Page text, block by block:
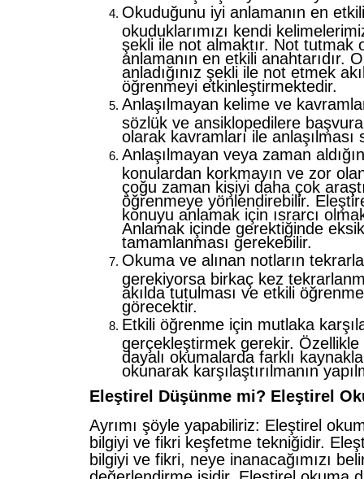
Okuduğunu iyi anlamanın en
okuduklarımızı kendi
şekli ile not almaktır. Not tutmak
anlamanın en etkili anahtarıdır.
anladığınız şekli ile not etmek
öğrenmeyi etkinleştirmektedir.
Anlaşılmayan kelime ve
sözlük ve ansiklopedilere
olarak kavramları ile anlaşılması
Anlaşılmayan veya zaman
konulardan korkmayın ve zor
çoğu zaman kişiyi daha çok
öğrenmeye yönlendirebilir.
konuyu anlamak için ısrarcı
Anlamak içinde gerektiğinde
tamamlanması gerekebilir.
Okuma ve alınan notların
gerekiyorsa birkaç kez
akılda tutulması ve etkili
görecektir.
Etkili öğrenme için mutlaka
gerçekleştirmek gerekir.
dayalı okumalarda farklı
okunarak karşılaştırılmanın
Eleştirel Düşünme mi? Eleştirel
Ayrımı şöyle yapabiliriz: Eleştirel
bilgiyi ve fikri keşfetme tekniğidir.
bilgiyi ve fikri, neye inanacağımızı